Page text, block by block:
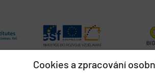
Cookies a zpracování